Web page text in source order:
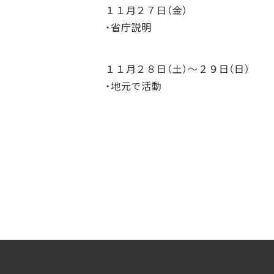
１１月２７日（金）
・省庁説明
１１月２８日（土）〜２９日（日）
・地元で活動